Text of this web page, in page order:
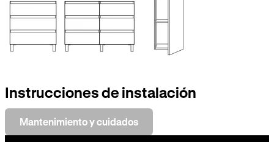
Instrucciones de instalación
Mantenimiento y cuidados